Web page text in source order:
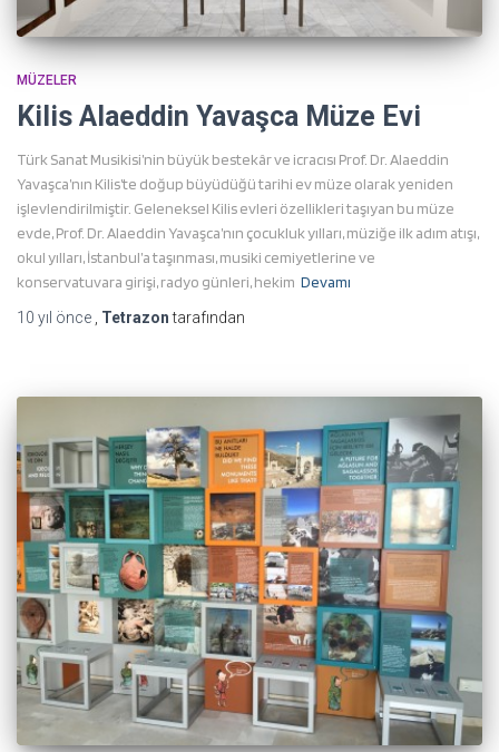
MÜZELER
Kilis Alaeddin Yavaşca Müze Evi
Türk Sanat Musikisi’nin büyük bestekâr ve icracısı Prof. Dr. Alaeddin
Yavaşca’nın Kilis’te doğup büyüdüğü tarihi ev müze olarak yeniden
işlevlendirilmiştir. Geleneksel Kilis evleri özellikleri taşıyan bu müze
evde, Prof. Dr. Alaeddin Yavaşca’nın çocukluk yılları, müziğe ilk adım atışı,
okul yılları, İstanbul’a taşınması, musiki cemiyetlerine ve
konservatuvara girişi, radyo günleri, hekim Devamı
10 yıl önce Tetrazontarafından